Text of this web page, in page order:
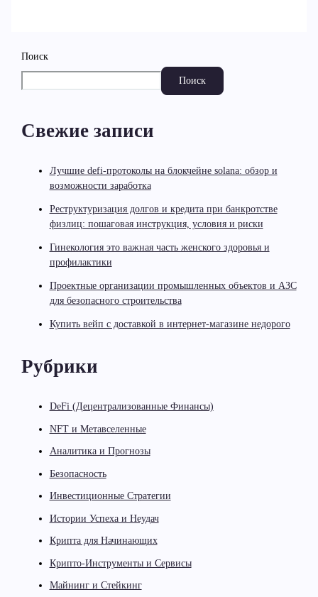
Поиск
Поиск
Свежие записи
Лучшие defi-протоколы на блокчейне solana: обзор и
возможности заработка
Реструктуризация долгов и кредита при банкротстве
физлиц: пошаговая инструкция, условия и риски
Гинекология это важная часть женского здоровья и
профилактики
Проектные организации промышленных объектов и АЗС
для безопасного строительства
Купить вейп с доставкой в интернет-магазине недорого
Рубрики
DeFi (Децентрализованные Финансы)
NFT и Метавселенные
Аналитика и Прогнозы
Безопасность
Инвестиционные Стратегии
Истории Успеха и Неудач
Крипта для Начинающих
Крипто-Инструменты и Сервисы
Майнинг и Стейкинг